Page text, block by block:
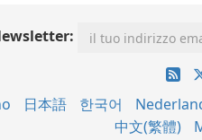
日本語 한국어
中文(繁體)